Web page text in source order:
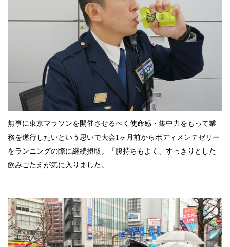
無事に東京マラソンを開催させるべく使命感・集中力をもって業
務を遂行したいという思いで大会1ヶ月前からボディメンテゼリー
をランニングの際に継続摂取。「腹持ちもよく、すっきりとした
飲みごたえが気に入りました。